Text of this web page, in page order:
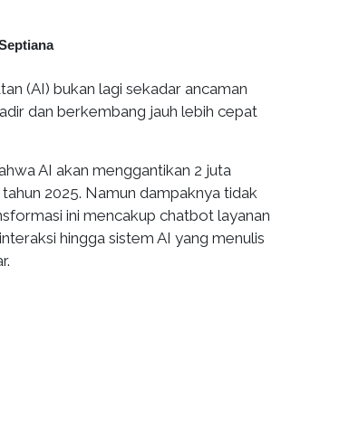
(AI) bukan lagi sekadar ancaman
dan berkembang jauh lebih cepat
AI akan menggantikan 2 juta
2025. Namun dampaknya tidak
ini mencakup chatbot layanan
hingga sistem AI yang menulis